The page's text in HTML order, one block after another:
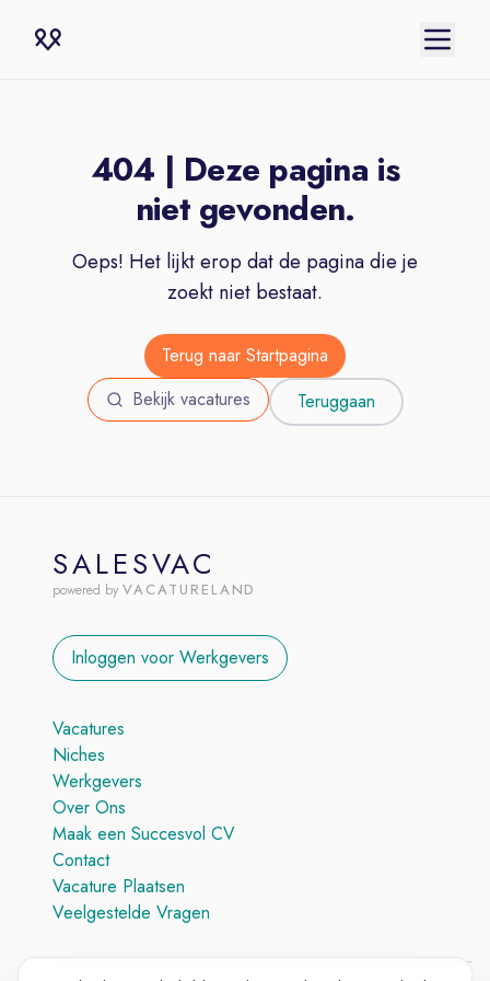
404 | Deze pagina is
niet gevonden.
Oeps! Het lijkt erop dat de pagina die je
zoekt niet bestaat.
Terug naar Startpagina
Bekijk vacatures
Teruggaan
SALESVAC
powered by VACATURELAND
Inloggen voor Werkgevers
Vacatures
Niches
Werkgevers
Over Ons
Maak een Succesvol CV
Contact
Vacature Plaatsen
Veelgestelde Vragen